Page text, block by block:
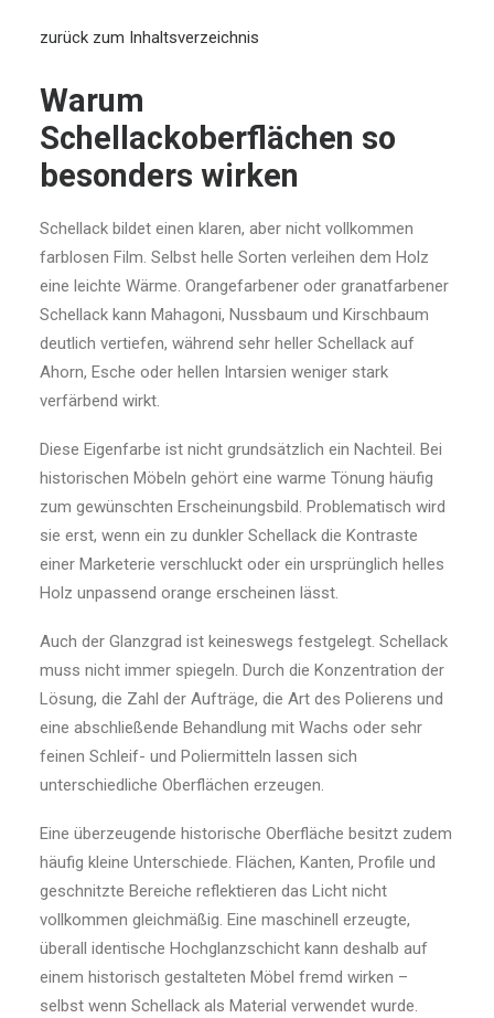
zurück zum Inhaltsverzeichnis
Warum
Schellackoberflächen so
besonders wirken
Schellack bildet einen klaren, aber nicht vollkommen
farblosen Film. Selbst helle Sorten verleihen dem Holz
eine leichte Wärme. Orangefarbener oder granatfarbener
Schellack kann Mahagoni, Nussbaum und Kirschbaum
deutlich vertiefen, während sehr heller Schellack auf
Ahorn, Esche oder hellen Intarsien weniger stark
verfärbend wirkt.
Diese Eigenfarbe ist nicht grundsätzlich ein Nachteil. Bei
historischen Möbeln gehört eine warme Tönung häufig
zum gewünschten Erscheinungsbild. Problematisch wird
sie erst, wenn ein zu dunkler Schellack die Kontraste
einer Marketerie verschluckt oder ein ursprünglich helles
Holz unpassend orange erscheinen lässt.
Auch der Glanzgrad ist keineswegs festgelegt. Schellack
muss nicht immer spiegeln. Durch die Konzentration der
Lösung, die Zahl der Aufträge, die Art des Polierens und
eine abschließende Behandlung mit Wachs oder sehr
feinen Schleif- und Poliermitteln lassen sich
unterschiedliche Oberflächen erzeugen.
Eine überzeugende historische Oberfläche besitzt zudem
häufig kleine Unterschiede. Flächen, Kanten, Profile und
geschnitzte Bereiche reflektieren das Licht nicht
vollkommen gleichmäßig. Eine maschinell erzeugte,
überall identische Hochglanzschicht kann deshalb auf
einem historisch gestalteten Möbel fremd wirken –
selbst wenn Schellack als Material verwendet wurde.